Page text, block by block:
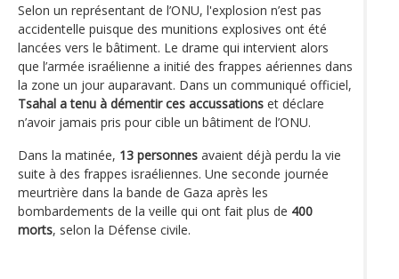
Selon un représentant de l’ONU, l'explosion n’est pas
accidentelle puisque des munitions explosives ont été
lancées vers le bâtiment. Le drame qui intervient alors
que l’armée israélienne a initié des frappes aériennes dans
la zone un jour auparavant. Dans un communiqué officiel,
Tsahal a tenu à démentir ces accussations et déclare
n’avoir jamais pris pour cible un bâtiment de l’ONU.
Dans la matinée, 13 personnes avaient déjà perdu la vie
suite à des frappes israéliennes. Une seconde journée
meurtrière dans la bande de Gaza après les
bombardements de la veille qui ont fait plus de 400
morts, selon la Défense civile.